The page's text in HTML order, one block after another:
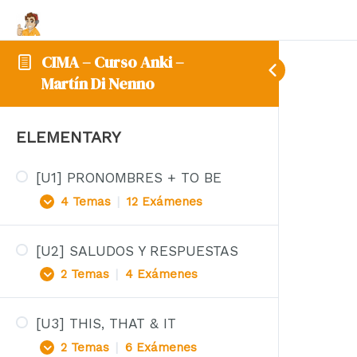
CIMA – Curso Anki –
Martín Di Nenno
ELEMENTARY
[U1] PRONOMBRES + TO BE
4 Temas 12 Exámenes
PRONOMBRES + VERBO SER
VERBO SER – NEGATIVE
VERBO SER – QUESTIONS
[U2] SALUDOS Y RESPUESTAS
2 Temas 4 Exámenes
S&R – EXAMEN 1er SÁBADO
[U3] THIS, THAT & IT
2 Temas 6 Exámenes